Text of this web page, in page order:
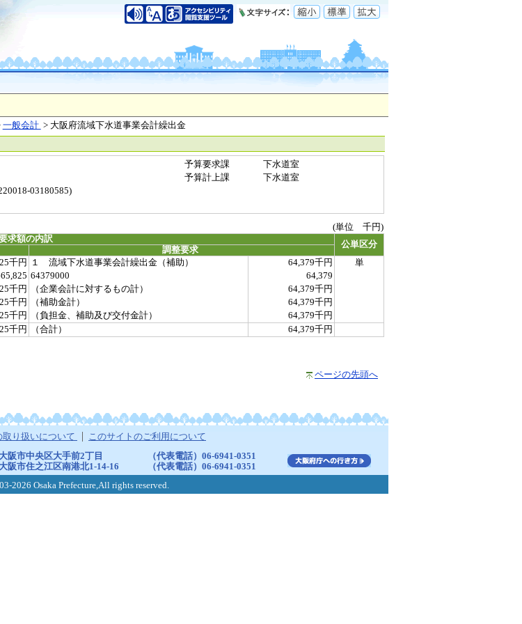
一般会計 > 大阪府流域下水道事業会計繰出金
予算要求課
下水道室
予算計上課
下水道室
03180585)
(単位 千円)
求額の内訳
公単区分
調整要求
千円 １ 流域下水道事業会計繰出金（補助） 64,379千円
単
64379000
64,379
千円 （企業会計に対するもの計）
64,379千円
千円 （補助金計）
64,379千円
千円 （負担金、補助及び交付金計）
64,379千円
千円 （合計）
64,379千円
ページの先頭へ
取り扱いについて このサイトのご利用について
大阪市中央区大手前2丁目
（代表電話）06-6941-0351
大阪市住之江区南港北1-14-16
（代表電話）06-6941-0351
2026 Osaka Prefecture,All rights reserved.